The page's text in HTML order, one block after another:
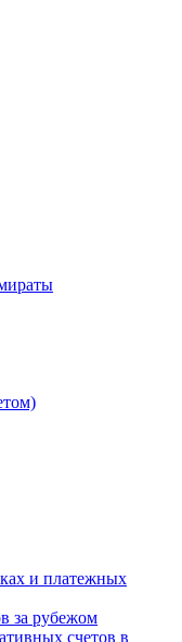
и платежных
за рубежом
счетов в